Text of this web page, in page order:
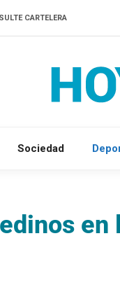
CARTELERA
Sociedad
en